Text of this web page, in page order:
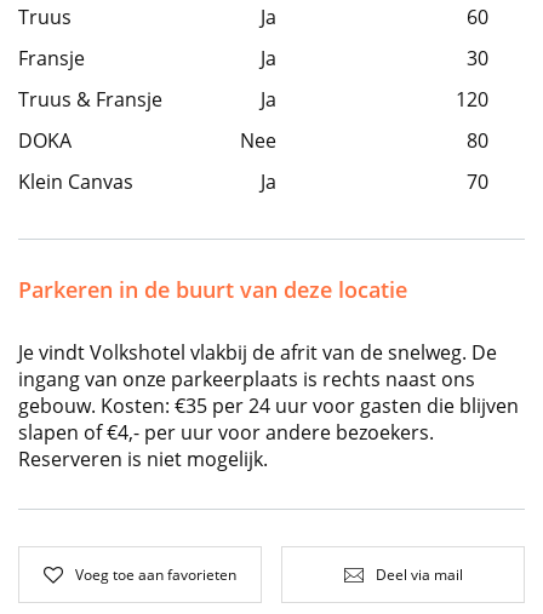
Truus Ja
60
Fransje
Ja
30
Truus & Fransje
Ja
120
DOKA
Nee
80
Klein Canvas
Ja 70
Parkeren in de buurt van deze locatie
Je vindt Volkshotel vlakbij de afrit van de snelweg. De
ingang van onze parkeerplaats is rechts naast ons
gebouw. Kosten: €35 per 24 uur voor gasten die blijven
slapen of €4,- per uur voor andere bezoekers.
Reserveren is niet mogelijk.
Voeg toe aan favorieten Deel via mail